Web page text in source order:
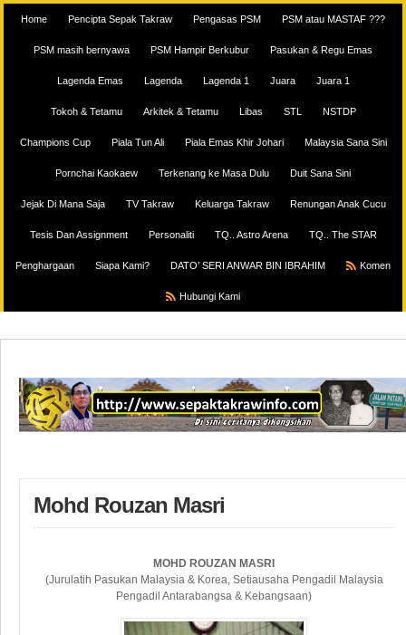
Home Pencipta Sepak Takraw Pengasas PSM PSM atau MASTAF ???
PSM masih bernyawa PSM Hampir Berkubur Pasukan & Regu Emas
Lagenda Emas Lagenda Lagenda 1 Juara Juara 1
Tokoh & Tetamu Arkitek & Tetamu Libas STL NSTDP
Champions Cup Piala Tun Ali Piala Emas Khir Johari Malaysia Sana Sini
Pornchai Kaokaew Terkenang ke Masa Dulu Duit Sana Sini
Jejak Di Mana Saja TV Takraw Keluarga Takraw Renungan Anak Cucu
Tesis Dan Assignment Personaliti TQ.. Astro Arena TQ.. The STAR
Penghargaan Siapa Kami? DATO’ SERI ANWAR BIN IBRAHIM Komen
Hubungi Kami
Mohd Rouzan Masri
MOHD ROUZAN MASRI
(Jurulatih Pasukan Malaysia & Korea, Setiausaha Pengadil Malaysia
Pengadil Antarabangsa & Kebangsaan)